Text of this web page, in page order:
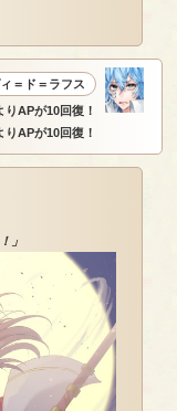
＝ド＝ラフス
りAPが10回復！
りAPが10回復！
」